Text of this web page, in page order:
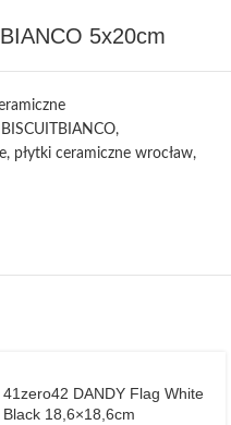
5x20cm
BISCUITBIANCO,
, płytki ceramiczne wrocław,
41zero42 DANDY Flag White
Black 18,6×18,6cm